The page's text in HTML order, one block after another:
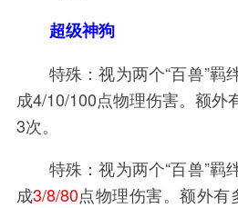
超级神狗
特殊：视为两个“百兽”羁
成4/10/100点物理伤害。额外
3次。
特殊：视为两个“百兽”羁
成3/8/80点物理伤害。额外